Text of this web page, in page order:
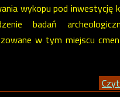
wykopu pod inwestycję
badań
w tym miejscu